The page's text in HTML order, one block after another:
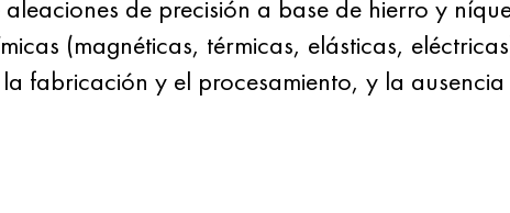
de precisión a base de hierro y
(magnéticas, térmicas, elásticas,
fabricación y el procesamiento, y la